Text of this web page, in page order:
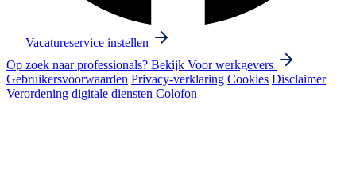
Vacatureservice instellen
Op zoek naar professionals? Bekijk Voor werkgevers
Gebruikersvoorwaarden Privacy-verklaring Cookies Disclaimer
Verordening digitale diensten Colofon